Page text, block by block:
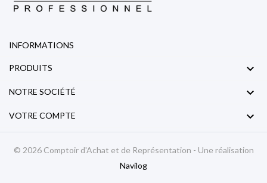
INFORMATIONS
PRODUITS 
NOTRE SOCIÉTÉ 
VOTRE COMPTE 
© 2026 Comptoir d'Achat et de Représentation - Une réalisation
Navilog